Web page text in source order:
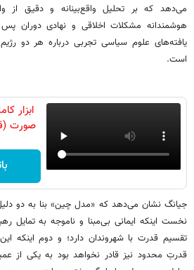
می‌دهد که بر تحلیل واقع‌بینانه و دقیق از
هوشمندانه مشکلات اخلاقی و نهادی دوران پس
یافته‌های علوم سیاسی تجربی درباره هر دو رژیم
است.
ابزار
صورت
جیانگ نشان می‌دهد که «مدل چین» بنا به دو
نخست اینکه ایمانی بی‌مبنا و ناموجه به تمایل
تقسیم قدرت با شهروندان دارد؛ و دوم اینکه
قدرتِ محدود نیز قادر نخواهد بود به یکی از